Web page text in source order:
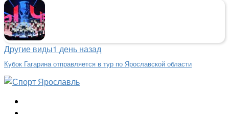
Другие виды1 день назад
Кубок Гагарина отправляется в тур по Ярославской области